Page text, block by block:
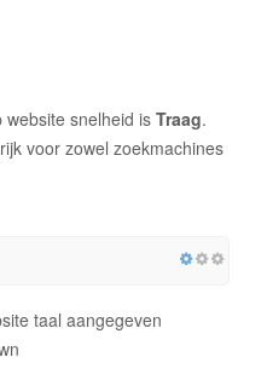
website snelheid is Traag.
voor zowel zoekmachines
taal aangegeven